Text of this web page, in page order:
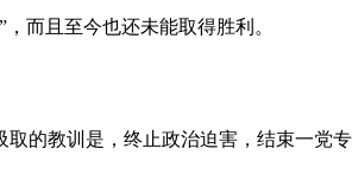
而且至今也还未能取得胜利。
的教训是，终止政治迫害，结束一党